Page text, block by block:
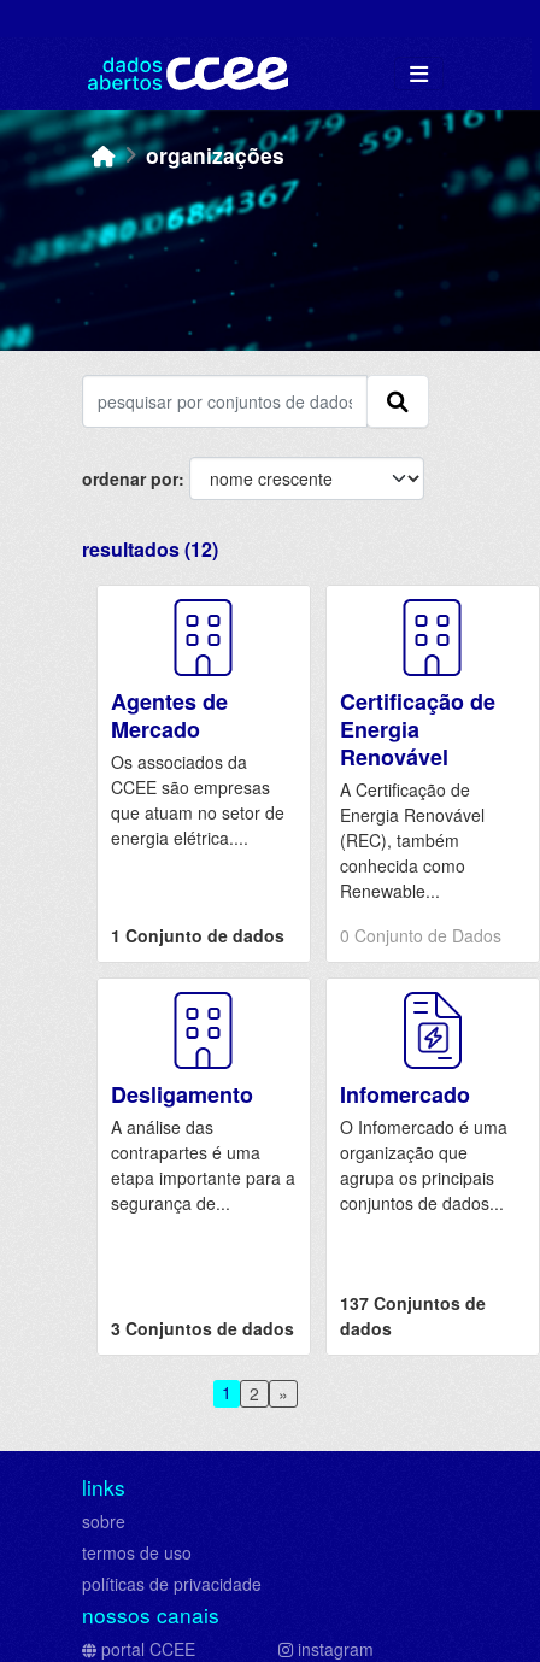
organizações
ordenar por
resultados (12)
Agentes de
Mercado
Os associados da
CCEE são empresas
que atuam no setor de
energia elétrica....
1 Conjunto de dados
Certificação de
Energia
Renovável
A Certificação de
Energia Renovável
(REC), também
conhecida como
Renewable...
0 Conjunto de Dados
Desligamento
A análise das
contrapartes é uma
etapa importante para a
segurança de...
3 Conjuntos de dados
Infomercado
O Infomercado é uma
organização que
agrupa os principais
conjuntos de dados...
137 Conjuntos de
dados
1 2 »
links
sobre
termos de uso
políticas de privacidade
nossos canais
portal CCEE
instagram